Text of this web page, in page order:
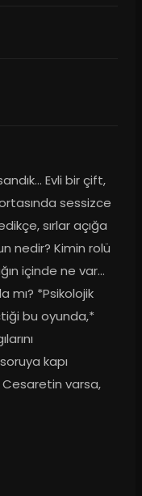
Evli bir çift,
sessizce
sırlar açığa
nedir? Kimin rolü
içinde ne var…
mı? *Psikolojik
bu oyunda,*
kapı
Cesaretin varsa,